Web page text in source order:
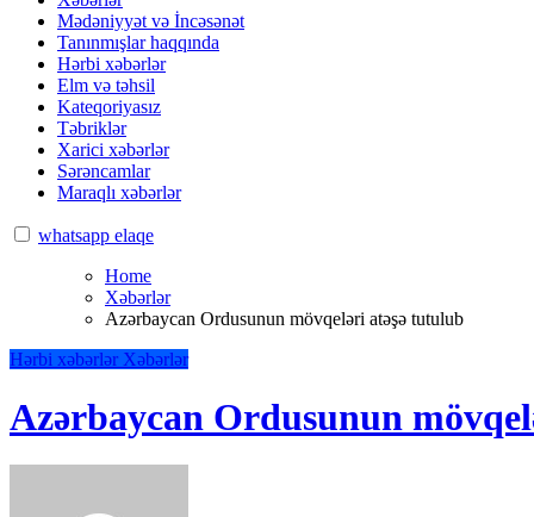
Mədəniyyət və İncəsənət
Tanınmışlar haqqında
Hərbi xəbərlər
Elm və təhsil
Kateqoriyasız
Təbriklər
Xarici xəbərlər
Sərəncamlar
Maraqlı xəbərlər
whatsapp elaqe
Home
Xəbərlər
Azərbaycan Ordusunun mövqeləri atəşə tutulub
Hərbi xəbərlər Xəbərlər
Azərbaycan Ordusunun